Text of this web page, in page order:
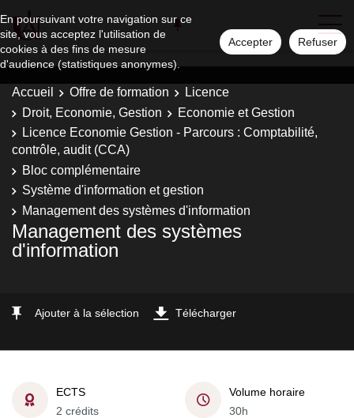
En poursuivant votre navigation sur ce
site, vous acceptez l'utilisation de
cookies à des fins de mesure
d'audience (statistiques anonymes).
Accepter Refuser
Accueil Offre de formation
Licence
Droit, Economie, Gestion
Economie et Gestion
Licence Economie Gestion - Parcours : Comptabilité,
contrôle, audit (CCA)
Bloc complémentaire
Système d'information et gestion
Management des systèmes d'information
Management des systèmes
d'information
Ajouter à la sélection Télécharger
ECTS
2 crédits
Volume horaire
30h